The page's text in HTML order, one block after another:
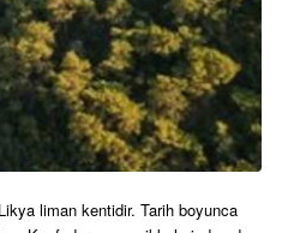
liman kentidir. Tarih boyunca